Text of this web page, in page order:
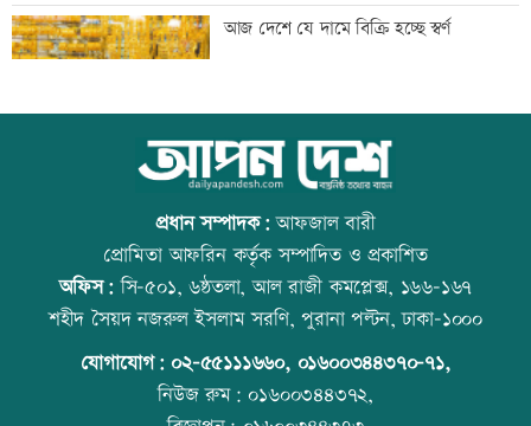
ইতিহাস বিকৃতির অপচেষ্টাকারী অতি দানবীয়
শক্তি রুখে দিতে হবে এখনই
স্বামীর ওপর অভিমান করে আত্মহত্যা
‘ভারত-বাংলাদেশের প্রধানমন্ত্রী এক হলে,
অনেক সমস্যার সমাধান সম্ভব’
আজ দেশে যে দামে বিক্রি হচ্ছে স্বর্ণ
আজ বিশ্ব বন্ধু দিবস
কোরআন-হাদিসে নামাজ না পড়ার শাস্তি
প্রধান সম্পাদক:আফজাল বারী
প্রোমিতা আফরিন কর্তৃক সম্পাদিত ও প্রকাশিত
অফিস:সি-৫০১, ৬ষ্ঠতলা, আল রাজী কমপ্লেক্স, ১৬৬-১৬৭
শহীদ সৈয়দ নজরুল ইসলাম সরণি, পুরানা পল্টন, ঢাকা-১০০০
যোগাযোগ: ০২-৫৫১১১৬৬০, ০১৬০০৩৪৪৩৭০-৭১,
নিউজ রুম:০১৬০০৩৪৪৩৭২,